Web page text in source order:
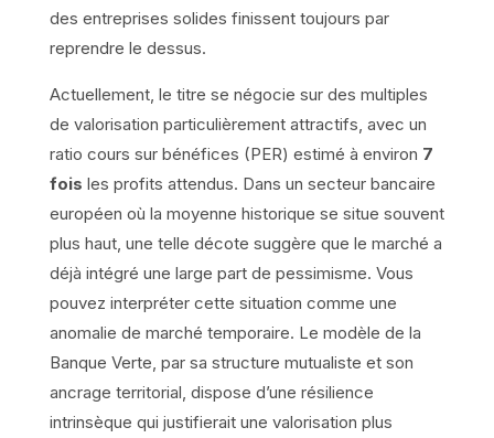
des entreprises solides finissent toujours par
reprendre le dessus.
Actuellement, le titre se négocie sur des multiples
de valorisation particulièrement attractifs, avec un
ratio cours sur bénéfices (PER) estimé à environ 7
fois les profits attendus. Dans un secteur bancaire
européen où la moyenne historique se situe souvent
plus haut, une telle décote suggère que le marché a
déjà intégré une large part de pessimisme. Vous
pouvez interpréter cette situation comme une
anomalie de marché temporaire. Le modèle de la
Banque Verte, par sa structure mutualiste et son
ancrage territorial, dispose d’une résilience
intrinsèque qui justifierait une valorisation plus